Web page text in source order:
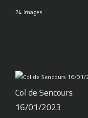
74 Images
Col de Sencours
16/01/2023